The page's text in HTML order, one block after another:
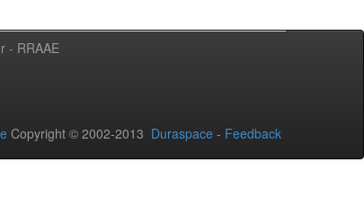
- RRAAE
Copyright © 2002-2013 Duraspace - Feedback